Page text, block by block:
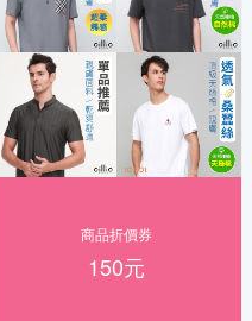
商品折價券
150元